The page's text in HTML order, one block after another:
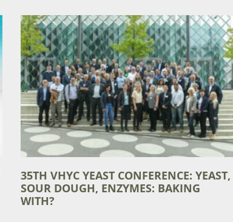
35TH VHYC YEAST CONFERENCE: YEAST,
SOUR DOUGH, ENZYMES: BAKING
WITH?